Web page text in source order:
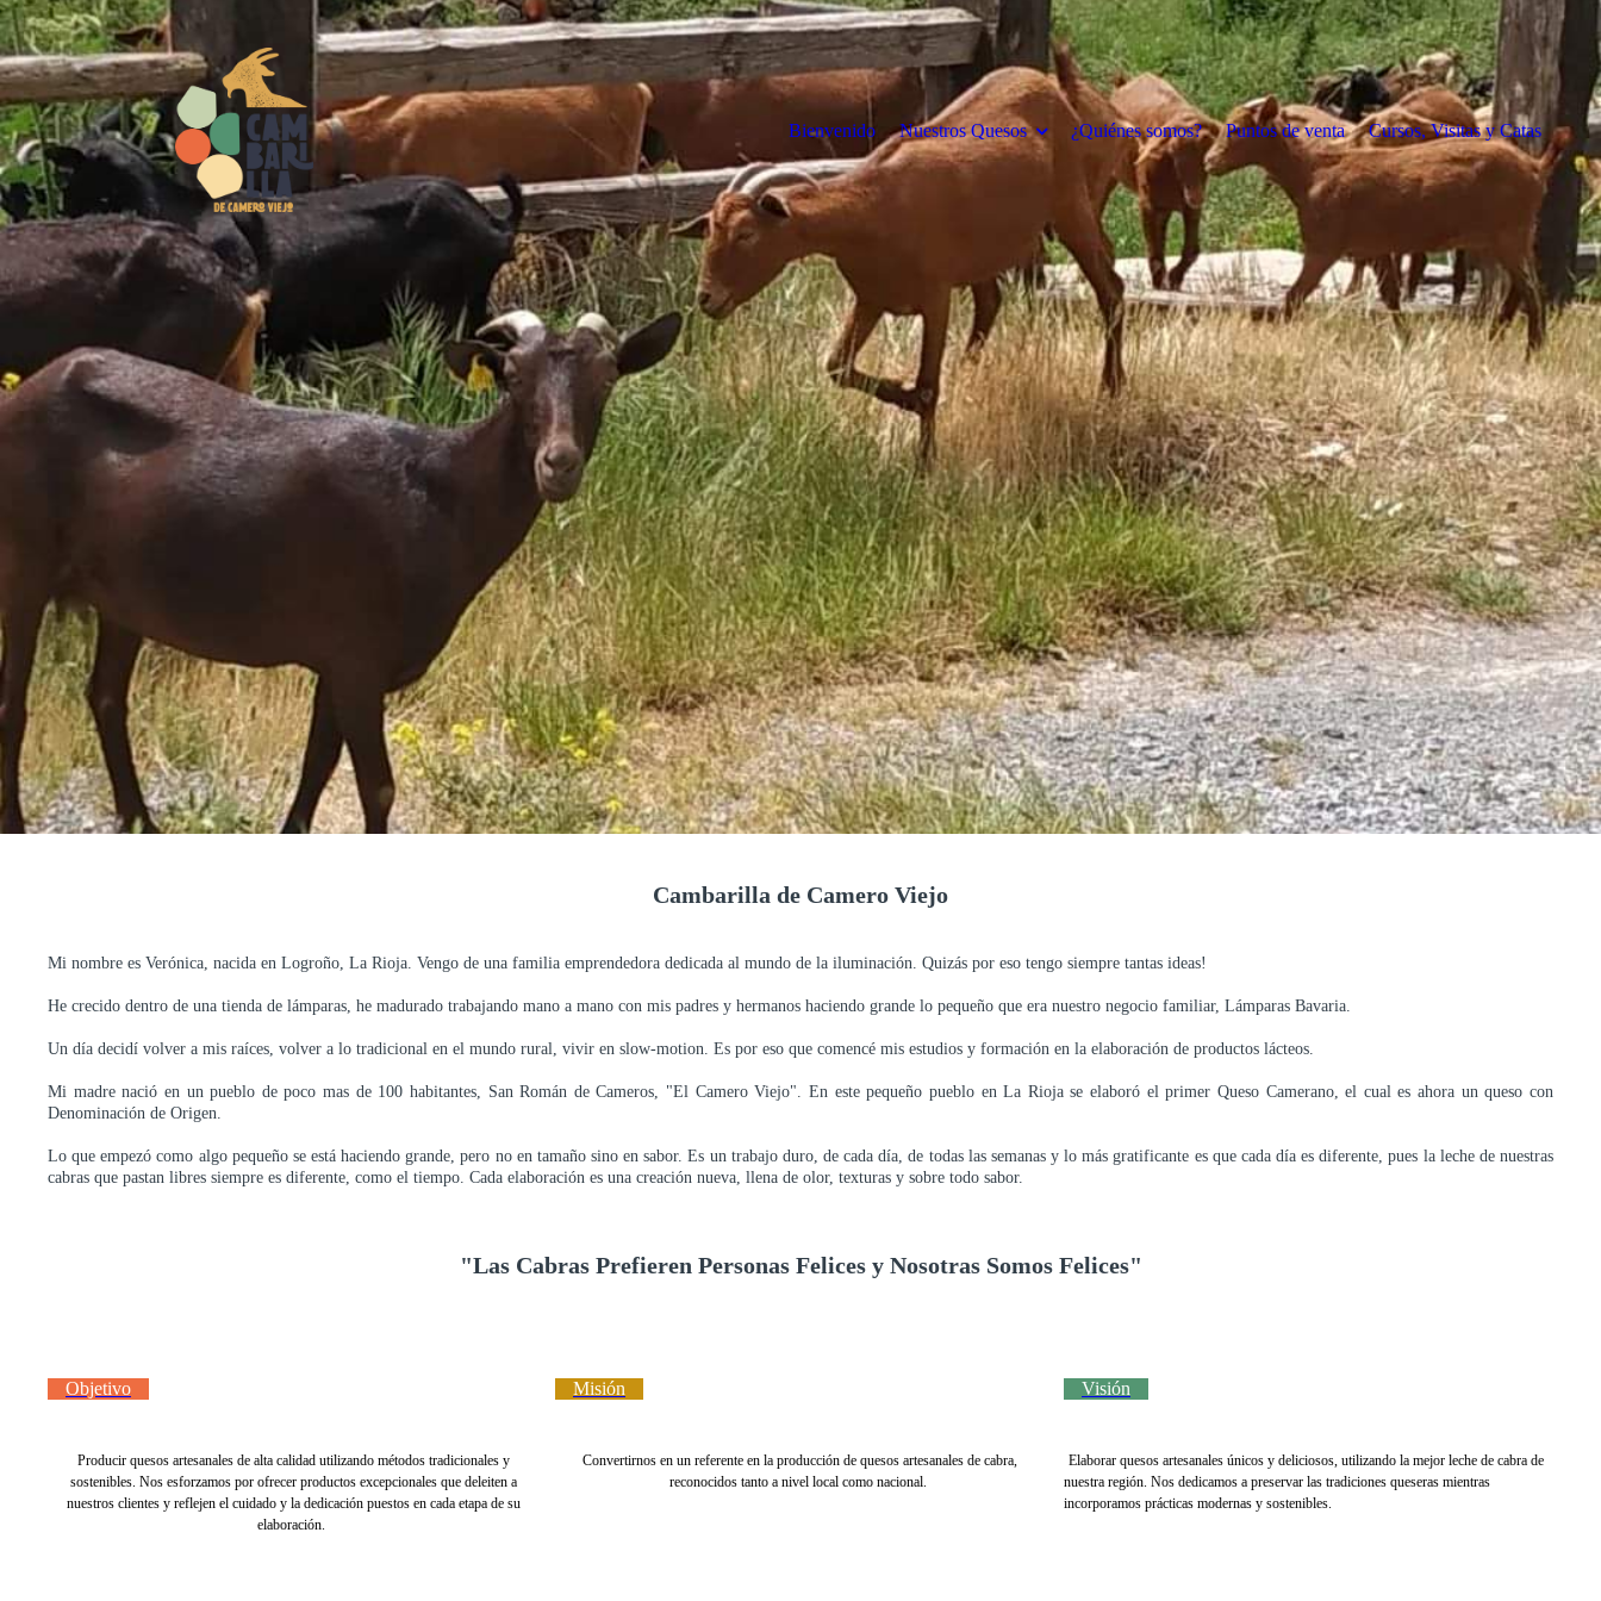
Bienvenido Nuestros Quesos ¿Quiénes somos? Puntos de venta Cursos, Visitas y Catas
Cambarilla de Camero Viejo
Mi nombre es Verónica, nacida en Logroño, La Rioja. Vengo de una familia emprendedora dedicada al mundo de la iluminación. Quizás por eso tengo siempre tantas ideas!
He crecido dentro de una tienda de lámparas, he madurado trabajando mano a mano con mis padres y hermanos haciendo grande lo pequeño que era nuestro negocio familiar, Lámparas Bavaria.
Un día decidí volver a mis raíces, volver a lo tradicional en el mundo rural, vivir en slow-motion. Es por eso que comencé mis estudios y formación en la elaboración de productos lácteos.
Mi madre nació en un pueblo de poco mas de 100 habitantes, San Román de Cameros, "El Camero Viejo". En este pequeño pueblo en La Rioja se elaboró el primer Queso Camerano, el cual es ahora un queso con
Denominación de Origen.
Lo que empezó como algo pequeño se está haciendo grande, pero no en tamaño sino en sabor. Es un trabajo duro, de cada día, de todas las semanas y lo más gratificante es que cada día es diferente, pues la leche de nuestras
cabras que pastan libres siempre es diferente, como el tiempo. Cada elaboración es una creación nueva, llena de olor, texturas y sobre todo sabor.
"Las Cabras Prefieren Personas Felices y Nosotras Somos Felices"
Objetivo
Producir quesos artesanales de alta calidad utilizando métodos tradicionales y
sostenibles. Nos esforzamos por ofrecer productos excepcionales que deleiten a
nuestros clientes y reflejen el cuidado y la dedicación puestos en cada etapa de su
elaboración.
Misión
Convertirnos en un referente en la producción de quesos artesanales de cabra,
reconocidos tanto a nivel local como nacional.
Visión
Elaborar quesos artesanales únicos y deliciosos, utilizando la mejor leche de cabra de
nuestra región. Nos dedicamos a preservar las tradiciones queseras mientras
incorporamos prácticas modernas y sostenibles.